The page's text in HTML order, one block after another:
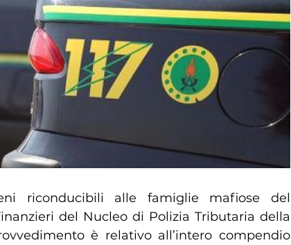
riconducibili alle famiglie mafiose del
del Nucleo di Polizia Tributaria della
è relativo all’intero compendio